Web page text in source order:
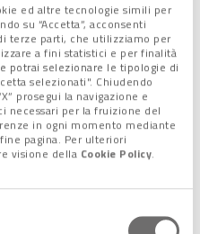
ed altre tecnologie simili per
su “Accetta”, acconsenti
terze parti, che utilizziamo per
a fini statistici e per finalità
potrai selezionare le tipologie di
selezionati". Chiudendo
prosegui la navigazione e
necessari per la fruizione del
in ogni momento mediante
pagina. Per ulteriori
visione della Cookie Policy.